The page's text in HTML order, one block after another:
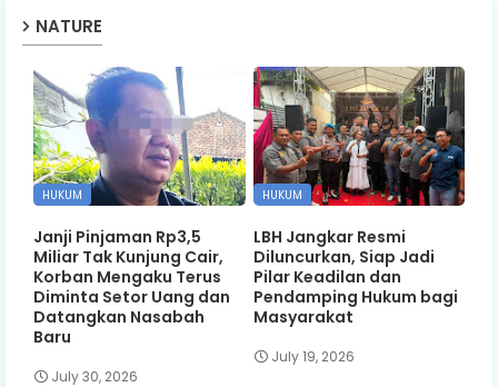
NATURE
HUKUM
Janji Pinjaman Rp3,5
Miliar Tak Kunjung Cair,
Korban Mengaku Terus
Diminta Setor Uang dan
Datangkan Nasabah
Baru
July 30, 2026
HUKUM
LBH Jangkar Resmi
Diluncurkan, Siap Jadi
Pilar Keadilan dan
Pendamping Hukum bagi
Masyarakat
July 19, 2026